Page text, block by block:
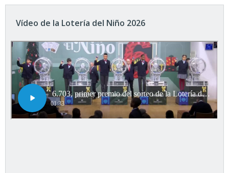
Vídeo de la Lotería del Niño 2026